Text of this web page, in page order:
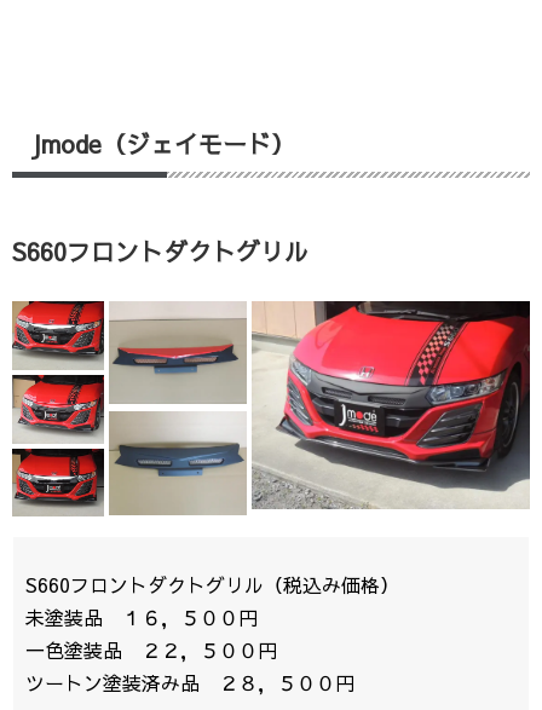
Jmode（ジェイモード）
S660フロントダクトグリル
S660フロントダクトグリル（税込み価格）
未塗装品 １６，５００円
一色塗装品 ２２，５００円
ツートン塗装済み品 ２８，５００円